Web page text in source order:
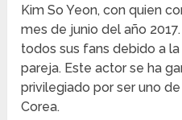
Kim So Yeon, con quien
mes de junio del año
todos sus fans debido a
pareja. Este actor se ha
privilegiado por ser uno
Corea.